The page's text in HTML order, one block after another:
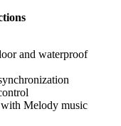
and waterproof
Melody music